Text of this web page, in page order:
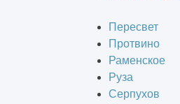
Пересвет
Протвино
Раменское
Руза
Серпухов